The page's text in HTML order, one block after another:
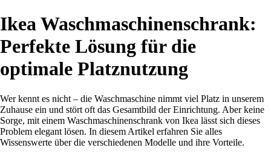
Ikea Waschmaschinenschrank:
Perfekte Lösung für die
optimale Platznutzung
Wer kennt es nicht – die Waschmaschine nimmt viel Platz in unserem
Zuhause ein und stört oft das Gesamtbild der Einrichtung. Aber keine
Sorge, mit einem Waschmaschinenschrank von Ikea lässt sich dieses
Problem elegant lösen. In diesem Artikel erfahren Sie alles
Wissenswerte über die verschiedenen Modelle und ihre Vorteile.